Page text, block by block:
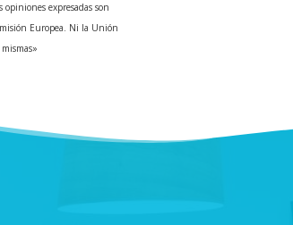
expresadas son
Europea. Ni la Unión